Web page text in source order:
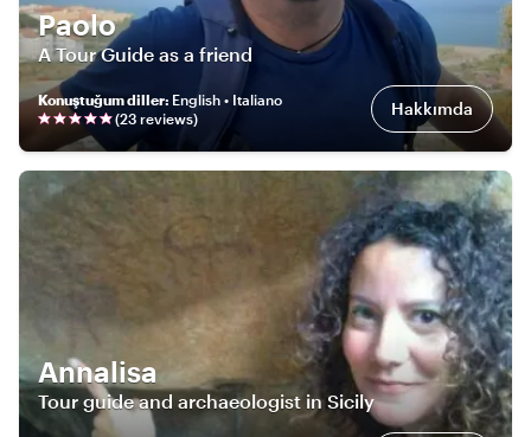
Paolo
A Tour Guide as a friend
Konuştuğum diller: English • Italiano
(23 reviews) Hakkımda
Annalisa
Tour guide and archaeologist in Sicily